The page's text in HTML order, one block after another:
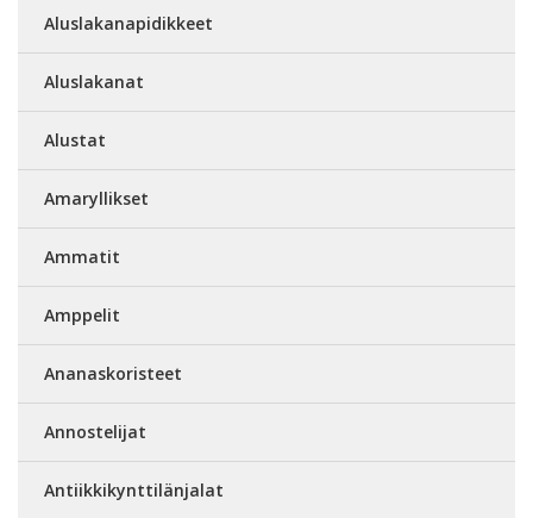
Aluslakanapidikkeet
Aluslakanat
Alustat
Amaryllikset
Ammatit
Amppelit
Ananaskoristeet
Annostelijat
Antiikkikynttilänjalat